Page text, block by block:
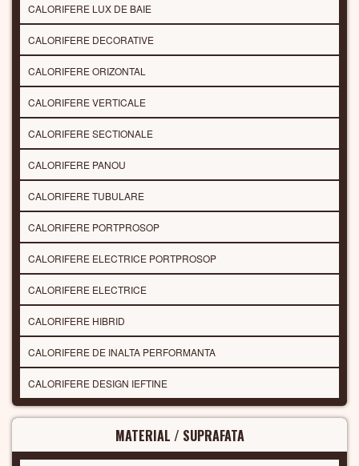
CALORIFERE LUX DE BAIE
CALORIFERE DECORATIVE
CALORIFERE ORIZONTAL
CALORIFERE VERTICALE
CALORIFERE SECTIONALE
CALORIFERE PANOU
CALORIFERE TUBULARE
CALORIFERE PORTPROSOP
CALORIFERE ELECTRICE PORTPROSOP
CALORIFERE ELECTRICE
CALORIFERE HIBRID
CALORIFERE DE INALTA PERFORMANTA
CALORIFERE DESIGN IEFTINE
MATERIAL / SUPRAFATA